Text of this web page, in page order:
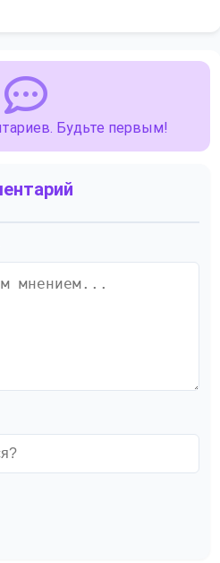
Будьте первым!